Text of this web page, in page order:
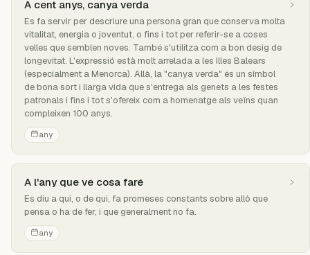
A cent anys, canya verda
Es fa servir per descriure una persona gran que conserva molta
vitalitat, energia o joventut, o fins i tot per referir-se a coses
velles que semblen noves. També s'utilitza com a bon desig de
longevitat. L'expressió està molt arrelada a les Illes Balears
(especialment a Menorca). Allà, la "canya verda" és un símbol
de bona sort i llarga vida que s'entrega als genets a les festes
patronals i fins i tot s'ofereix com a homenatge als veïns quan
compleixen 100 anys.
any
A l'any que ve cosa faré
Es diu a qui, o de qui, fa promeses constants sobre allò que
pensa o ha de fer, i que generalment no fa.
any